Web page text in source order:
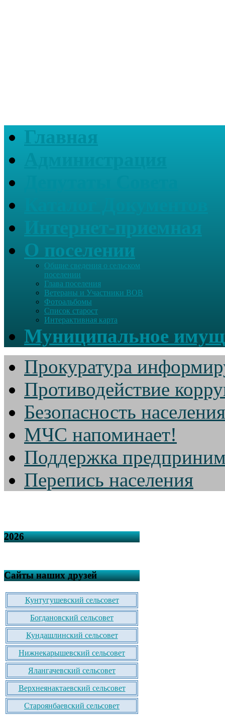
Главная
О поселении
Общие сведения о сельском
поселении
Глава поселения
Ветераны и Участники ВОВ
Фотоальбомы
Список старост
Интерактивная карта
Муниципальное
Прокуратура
Противодействие
Безопасность населения
МЧС напоминает!
Поддержка
Перепись населения
2026
Сайты наших друзей
Кунтугушевский сельсовет
Богдановский сельсовет
Кундашлинский сельсовет
Нижнекарышевский сельсовет
Ялангачевский сельсовет
Верхнеянактаевский сельсовет
Староянбаевский сельсовет